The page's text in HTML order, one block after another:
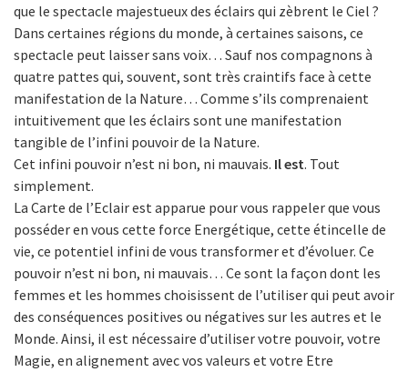
que le spectacle majestueux des éclairs qui zèbrent le Ciel ?
Dans certaines régions du monde, à certaines saisons, ce
spectacle peut laisser sans voix… Sauf nos compagnons à
quatre pattes qui, souvent, sont très craintifs face à cette
manifestation de la Nature… Comme s’ils comprenaient
intuitivement que les éclairs sont une manifestation
tangible de l’infini pouvoir de la Nature.
Cet infini pouvoir n’est ni bon, ni mauvais. Il est. Tout
simplement.
La Carte de l’Eclair est apparue pour vous rappeler que vous
posséder en vous cette force Energétique, cette étincelle de
vie, ce potentiel infini de vous transformer et d’évoluer. Ce
pouvoir n’est ni bon, ni mauvais… Ce sont la façon dont les
femmes et les hommes choisissent de l’utiliser qui peut avoir
des conséquences positives ou négatives sur les autres et le
Monde. Ainsi, il est nécessaire d’utiliser votre pouvoir, votre
Magie, en alignement avec vos valeurs et votre Etre